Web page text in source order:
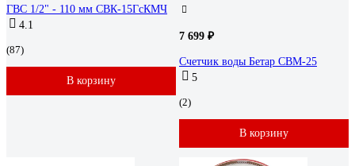
ГВС 1/2" - 110 мм СВК-15ГсКМЧ
4.1
(87)
В корзину
7 699 ₽
Счетчик воды Бетар СВМ-25
5
(2)
В корзину